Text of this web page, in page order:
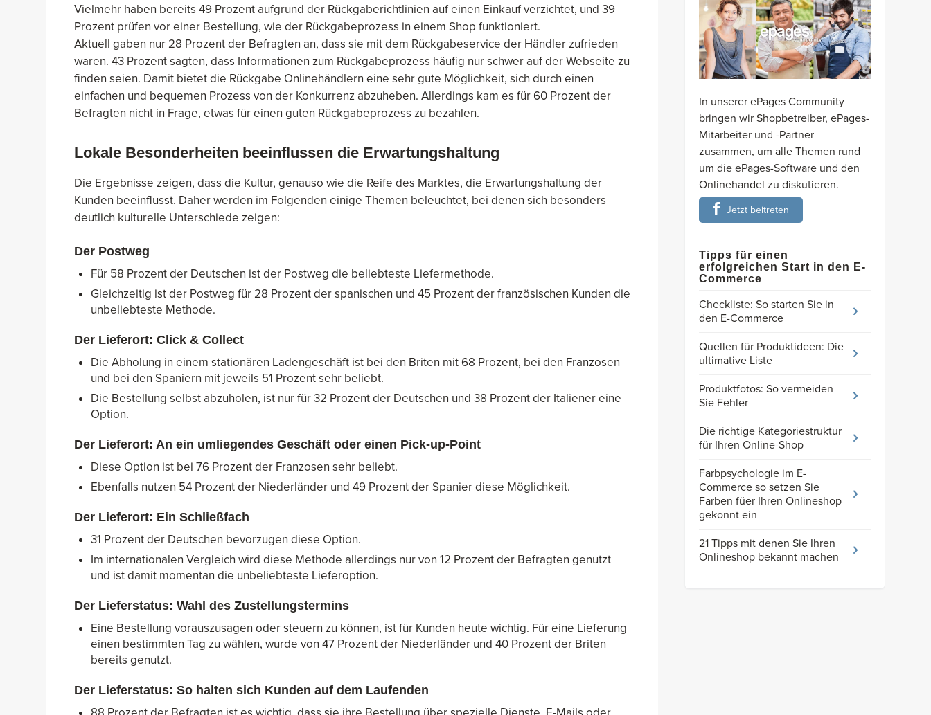
Vielmehr haben bereits 49 Prozent aufgrund der Rückgaberichtlinien auf einen Einkauf verzichtet, und 39
Prozent prüfen vor einer Bestellung, wie der Rückgabeprozess in einem Shop funktioniert.
Aktuell gaben nur 28 Prozent der Befragten an, dass sie mit dem Rückgabeservice der Händler zufrieden
waren. 43 Prozent sagten, dass Informationen zum Rückgabeprozess häufig nur schwer auf der Webseite zu
finden seien. Damit bietet die Rückgabe Onlinehändlern eine sehr gute Möglichkeit, sich durch einen
einfachen und bequemen Prozess von der Konkurrenz abzuheben. Allerdings kam es für 60 Prozent der
Befragten nicht in Frage, etwas für einen guten Rückgabeprozess zu bezahlen.
Lokale Besonderheiten beeinflussen die Erwartungshaltung
Die Ergebnisse zeigen, dass die Kultur, genauso wie die Reife des Marktes, die Erwartungshaltung der
Kunden beeinflusst. Daher werden im Folgenden einige Themen beleuchtet, bei denen sich besonders
deutlich kulturelle Unterschiede zeigen:
Der Postweg
Für 58 Prozent der Deutschen ist der Postweg die beliebteste Liefermethode.
Gleichzeitig ist der Postweg für 28 Prozent der spanischen und 45 Prozent der französischen Kunden die
unbeliebteste Methode.
Der Lieferort: Click & Collect
Die Abholung in einem stationären Ladengeschäft ist bei den Briten mit 68 Prozent, bei den Franzosen
und bei den Spaniern mit jeweils 51 Prozent sehr beliebt.
Die Bestellung selbst abzuholen, ist nur für 32 Prozent der Deutschen und 38 Prozent der Italiener eine
Option.
Der Lieferort: An ein umliegendes Geschäft oder einen Pick-up-Point
Diese Option ist bei 76 Prozent der Franzosen sehr beliebt.
Ebenfalls nutzen 54 Prozent der Niederländer und 49 Prozent der Spanier diese Möglichkeit.
Der Lieferort: Ein Schließfach
31 Prozent der Deutschen bevorzugen diese Option.
Im internationalen Vergleich wird diese Methode allerdings nur von 12 Prozent der Befragten genutzt
und ist damit momentan die unbeliebteste Lieferoption.
Der Lieferstatus: Wahl des Zustellungstermins
Eine Bestellung vorauszusagen oder steuern zu können, ist für Kunden heute wichtig. Für eine Lieferung
einen bestimmten Tag zu wählen, wurde von 47 Prozent der Niederländer und 40 Prozent der Briten
bereits genutzt.
Der Lieferstatus: So halten sich Kunden auf dem Laufenden
In unserer ePages Community
bringen wir Shopbetreiber, ePages-
Mitarbeiter und -Partner
zusammen, um alle Themen rund
um die ePages-Software und den
Onlinehandel zu diskutieren.
Jetzt beitreten
Tipps für einen
erfolgreichen Start in den E-
Commerce
Checkliste: So starten Sie in
den E-Commerce
Quellen für Produktideen: Die
ultimative Liste
Produktfotos: So vermeiden
Sie Fehler
Die richtige Kategoriestruktur
für Ihren Online-Shop
Farbpsychologie im E-
Commerce so setzen Sie
Farben füer Ihren Onlineshop
gekonnt ein
21 Tipps mit denen Sie Ihren
Onlineshop bekannt machen